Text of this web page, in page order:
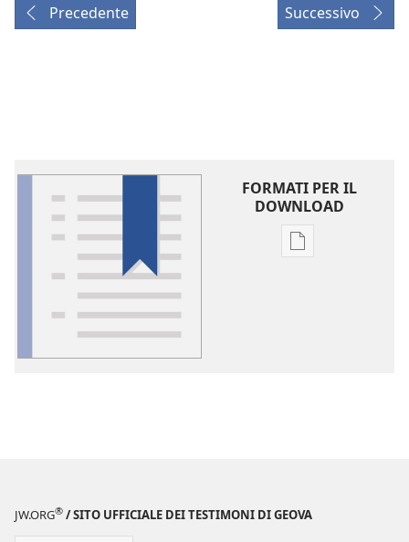
Precedente Successivo
FORMATI PER IL
DOWNLOAD
Opzioni
JW.ORG® / SITO UFFICIALE DEI TESTIMONI DI GEOVA